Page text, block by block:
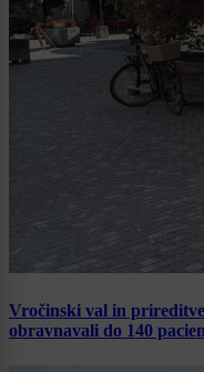
Vročinski val in
obravnavali do 140